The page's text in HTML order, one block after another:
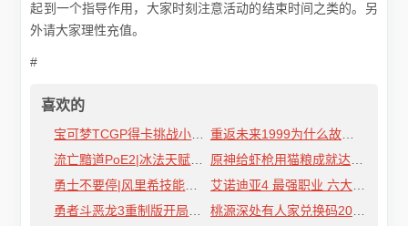
起到一个指导作用，大家时刻注意活动的结束时间之类的。另
外请大家理性充值。
#
喜欢的